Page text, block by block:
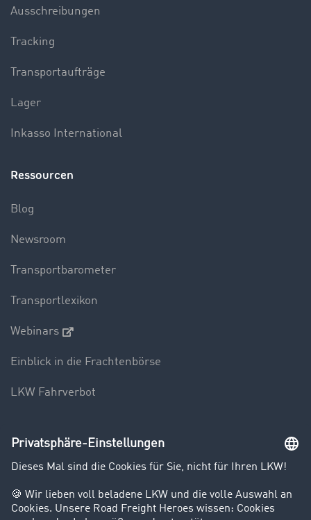
Ausschreibungen
Tracking
Transportaufträge
Lager
Inkasso International
Ressourcen
Blog
Newsroom
Transportbarometer
Transportlexikon
Webinars
Einblick in die Frachtenbörse
LKW Fahrverbot
Unternehmen
Kunden werben Kunden
Success Stories